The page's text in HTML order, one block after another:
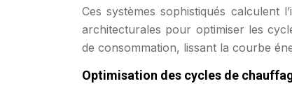
Ces systèmes sophistiqués calculent
architecturales pour optimiser les
de consommation, lissant la courbe
Optimisation des cycles de